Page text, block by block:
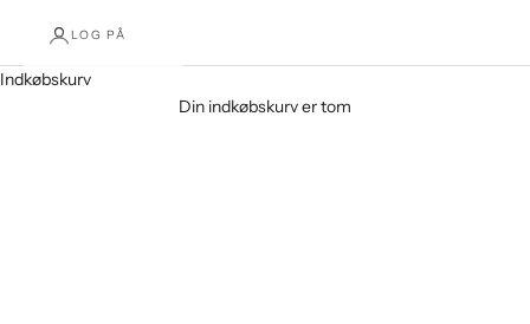
LOG PÅ
Indkøbskurv
Din indkøbskurv er tom
Firmagaver